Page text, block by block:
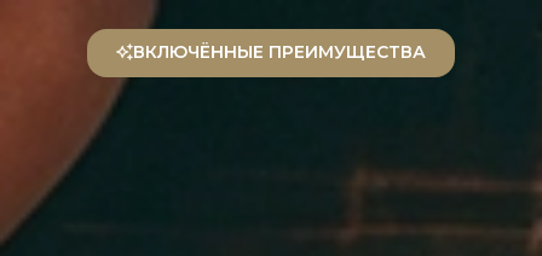
RU
ВКЛЮЧЁННЫЕ ПРЕИМУЩЕСТВА